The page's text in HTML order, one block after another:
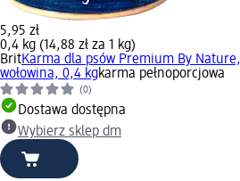
5,95 zł
0,4 kg (14,88 zł za 1 kg)
BritKarma dla psów Premium By Nature,
wołowina, 0,4 kgkarma pełnoporcjowa
(0)
Dostawa dostępna
Wybierz sklep dm